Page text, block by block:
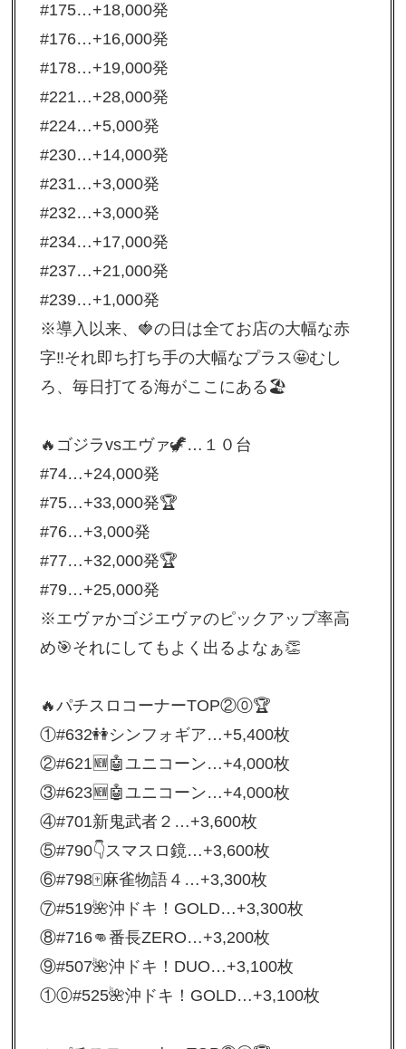
#175…+18,000発
#176…+16,000発
#178…+19,000発
#221…+28,000発
#224…+5,000発
#230…+14,000発
#231…+3,000発
#232…+3,000発
#234…+17,000発
#237…+21,000発
#239…+1,000発
※導入以来、🍓の日は全てお店の大幅な赤
字‼️それ即ち打ち手の大幅なプラス🤩むし
ろ、毎日打てる海がここにある🏖
🔥ゴジラvsエヴァ🦖…１０台
#74…+24,000発
#75…+33,000発🏆
#76…+3,000発
#77…+32,000発🏆
#79…+25,000発
※エヴァかゴジエヴァのピックアップ率高
め🎯それにしてもよく出るよなぁ👏
🔥パチスロコーナーTOP②⓪🏆
①#632👭シンフォギア…+5,400枚
②#621🆕🤖ユニコーン…+4,000枚
③#623🆕🤖ユニコーン…+4,000枚
④#701新鬼武者２…+3,600枚
⑤#790👇スマスロ鏡…+3,600枚
⑥#798🀄️麻雀物語４…+3,300枚
⑦#519🌺沖ドキ！GOLD…+3,300枚
⑧#716👊番長ZERO…+3,200枚
⑨#507🌺沖ドキ！DUO…+3,100枚
①⓪#525🌺沖ドキ！GOLD…+3,100枚